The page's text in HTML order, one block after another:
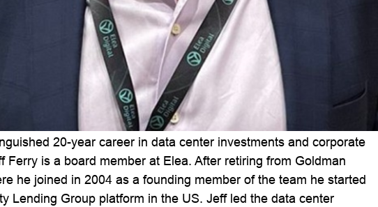
20-year career in data center investments and corporate
Ferry is a board member at Elea. After retiring from Goldman
he joined in 2004 as a founding member of the team he started
Lending Group platform in the US. Jeff led the data center